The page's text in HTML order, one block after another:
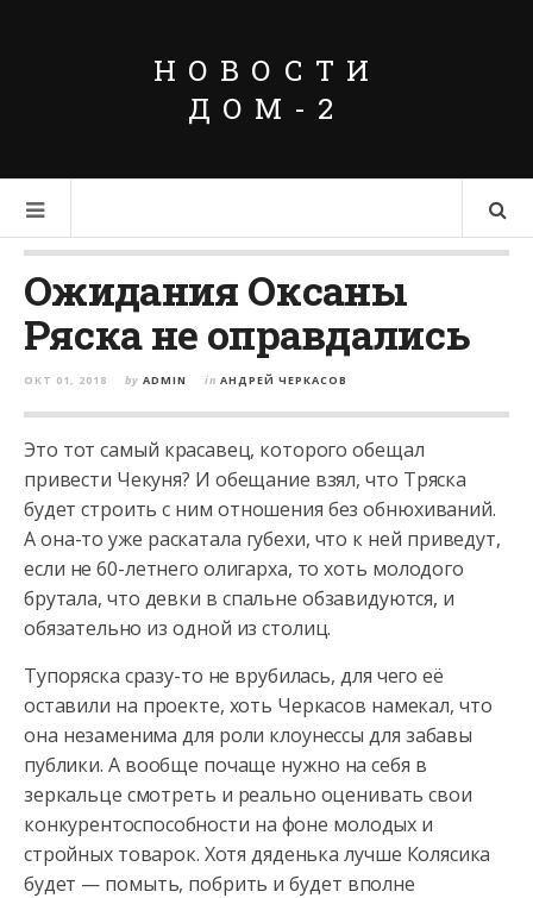
НОВОСТИ
ДОМ-2
Ожидания Оксаны
Ряска не оправдались
ОКТ 01, 2018 by ADMIN in АНДРЕЙ ЧЕРКАСОВ
Это тот самый красавец, которого обещал
привести Чекуня? И обещание взял, что Тряска
будет строить с ним отношения без обнюхиваний.
А она-то уже раскатала губехи, что к ней приведут,
если не 60-летнего олигарха, то хоть молодого
брутала, что девки в спальне обзавидуются, и
обязательно из одной из столиц.
Тупоряска сразу-то не врубилась, для чего её
оставили на проекте, хоть Черкасов намекал, что
она незаменима для роли клоунессы для забавы
публики. А вообще почаще нужно на себя в
зеркальце смотреть и реально оценивать свои
конкурентоспособности на фоне молодых и
стройных товарок. Хотя дяденька лучше Колясика
будет — помыть, побрить и будет вполне